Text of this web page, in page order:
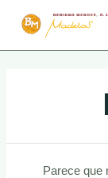
Parece que
por: